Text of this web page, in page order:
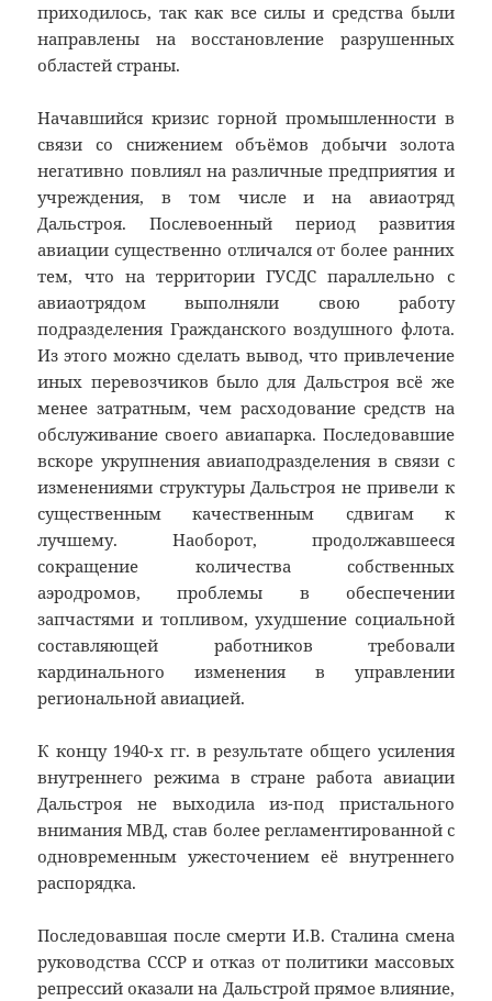
приходилось, так как все силы и средства были
направлены на восстановление разрушенных
областей страны.
Начавшийся кризис горной промышленности в
связи со снижением объёмов добычи золота
негативно повлиял на различные предприятия и
учреждения, в том числе и на авиаотряд
Дальстроя. Послевоенный период развития
авиации существенно отличался от более ранних
тем, что на территории ГУСДС параллельно с
авиаотрядом выполняли свою работу
подразделения Гражданского воздушного флота.
Из этого можно сделать вывод, что привлечение
иных перевозчиков было для Дальстроя всё же
менее затратным, чем расходование средств на
обслуживание своего авиапарка. Последовавшие
вскоре укрупнения авиаподразделения в связи с
изменениями структуры Дальстроя не привели к
существенным качественным сдвигам к
лучшему. Наоборот, продолжавшееся
сокращение количества собственных
аэродромов, проблемы в обеспечении
запчастями и топливом, ухудшение социальной
составляющей работников требовали
кардинального изменения в управлении
региональной авиацией.
К концу 1940-х гг. в результате общего усиления
внутреннего режима в стране работа авиации
Дальстроя не выходила из-под пристального
внимания МВД, став более регламентированной с
одновременным ужесточением её внутреннего
распорядка.
Последовавшая после смерти И.В. Сталина смена
руководства СССР и отказ от политики массовых
репрессий оказали на Дальстрой прямое влияние,